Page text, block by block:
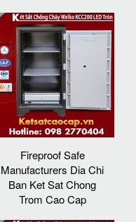
Fireproof Safe
Manufacturers Dia Chi
Ban Ket Sat Chong
Trom Cao Cap